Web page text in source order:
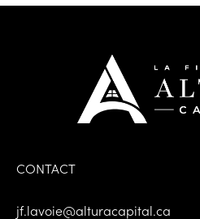
CONTACT
jf.lavoie@alturacapital.ca